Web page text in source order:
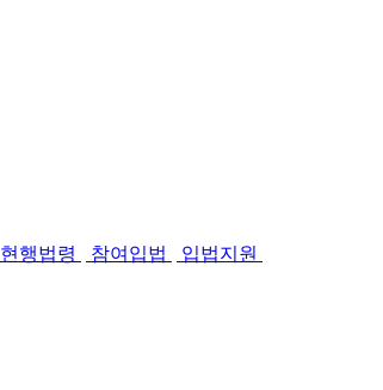
현행법령 참여입법
입법지원